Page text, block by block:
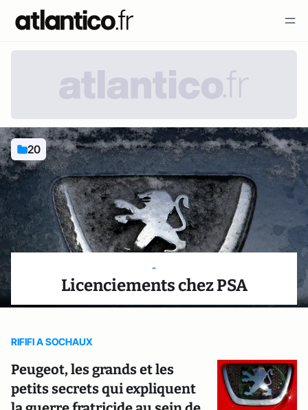
20
-
Licenciements chez PSA
RIFIFI A SOCHAUX
Peugeot, les grands et les
petits secrets qui expliquent